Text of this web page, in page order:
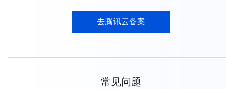
去腾讯云备案
常见问题